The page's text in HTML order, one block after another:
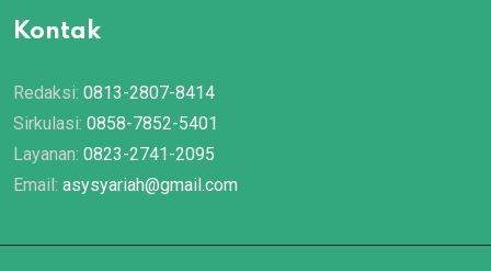
Kontak
Redaksi: 0813-2807-8414
Sirkulasi: 0858-7852-5401
Layanan: 0823-2741-2095
Email: asysyariah@gmail.com